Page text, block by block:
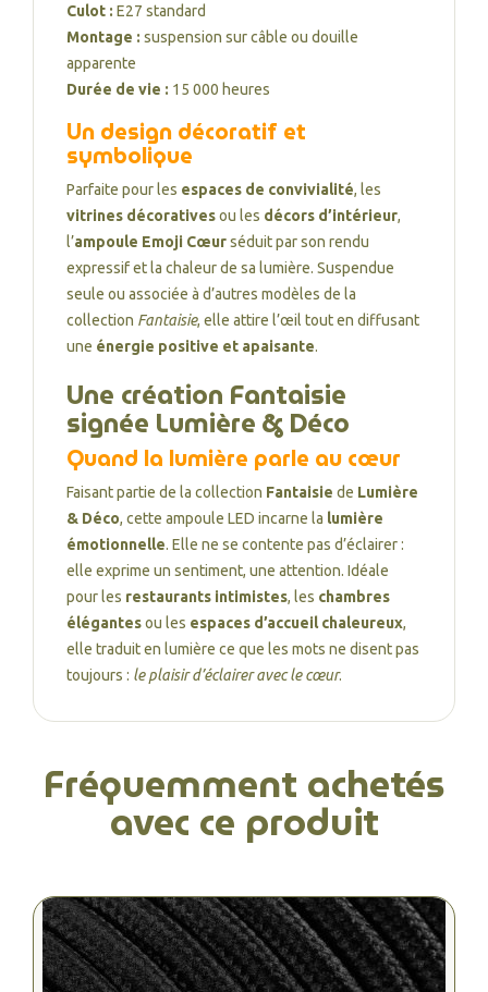
Culot : E27 standard
Montage : suspension sur câble ou douille
apparente
Durée de vie : 15 000 heures
Un design décoratif et
symbolique
Parfaite pour les espaces de convivialité, les
vitrines décorativesou les décors d’intérieur,
l’ampoule Emoji Cœurséduit par son rendu
expressif et la chaleur de sa lumière. Suspendue
seule ou associée à d’autres modèles de la
collection Fantaisie, elle attire l’œil tout en diffusant
une énergie positive et apaisante.
Une création Fantaisie
signée Lumière & Déco
Quand la lumière parle au cœur
Faisant partie de la collection Fantaisie de Lumière
& Déco, cette ampoule LED incarne la lumière
émotionnelle. Elle ne se contente pas d’éclairer :
elle exprime un sentiment, une attention. Idéale
pour les restaurants intimistes, les chambres
élégantesou les espaces d’accueil chaleureux,
elle traduit en lumière ce que les mots ne disent pas
toujours : le plaisir d’éclairer avec le cœur.
Fréquemment achetés
avec ce produit